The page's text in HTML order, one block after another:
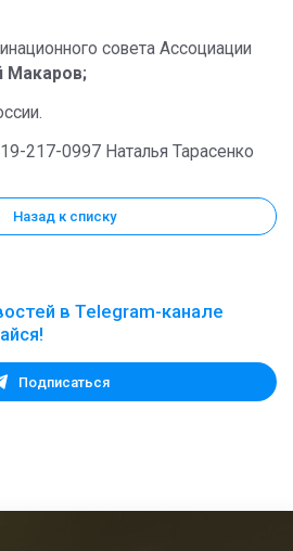
совета Ассоциации
Макаров;
217-0997 Наталья Тарасенко
Назад к списку
в Telegram-канале
Подписаться